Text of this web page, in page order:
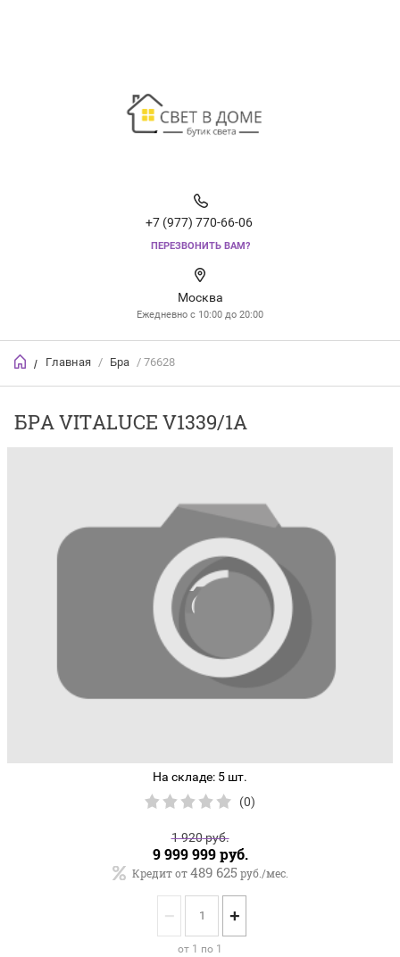
+7 (977) 770-66-06
ПЕРЕЗВОНИТЬ ВАМ?
Москва
Ежедневно с 10:00 до 20:00
/ Главная / Бра / 76628
БРА VITALUCE V1339/1A
На складе: 5 шт.
(0)
1 920руб.
9 999 999руб.
Кредит от 489 625 руб./мес.
− +
от 1 по 1